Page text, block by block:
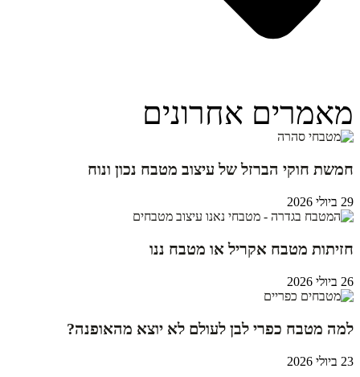
מאמרים אחרונים
חמשת חוקי הברזל של עיצוב מטבח נכון ונוח
29 ביולי 2026
חזיתות מטבח אקריל או מטבח ננו
26 ביולי 2026
למה מטבח כפרי לבן לעולם לא יוצא מהאופנה?
23 ביולי 2026